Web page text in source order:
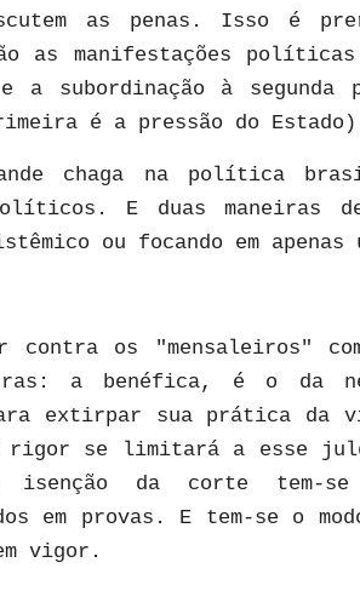
as penas. Isso é
as manifestações
e a subordinação à
é a pressão do
chaga na política
E duas maneiras de
ou focando em apenas
contra os "mensaleiros"
a benéfica, é o da
extirpar sua prática da
rigor se limitará a esse
isenção da corte tem-
em provas. E tem-se o
vigor.